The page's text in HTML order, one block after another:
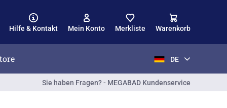
Hilfe & Kontakt Mein Konto Merkliste Warenkorb
DE
Sie haben Fragen? - MEGABAD Kundenservice